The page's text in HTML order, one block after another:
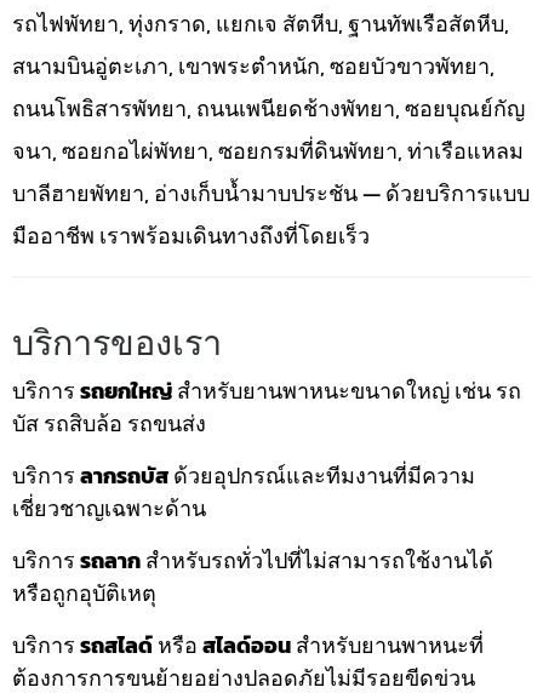
รถไฟพัทยา, ทุ่งกราด, แยกเจ สัตหีบ, ฐานทัพเรือสัตหีบ,
สนามบินอู่ตะเภา, เขาพระตำหนัก, ซอยบัวขาวพัทยา,
ถนนโพธิสารพัทยา, ถนนเพนียดช้างพัทยา, ซอยบุณย์กัญ
จนา, ซอยกอไผ่พัทยา, ซอยกรมที่ดินพัทยา, ท่าเรือแหลม
บาลีฮายพัทยา, อ่างเก็บน้ำมาบประชัน — ด้วยบริการแบบ
มืออาชีพ เราพร้อมเดินทางถึงที่โดยเร็ว
บริการของเรา
บริการรถยกใหญ่สำหรับยานพาหนะขนาดใหญ่ เช่น รถ
บัส รถสิบล้อ รถขนส่ง
บริการลากรถบัสด้วยอุปกรณ์และทีมงานที่มีความ
เชี่ยวชาญเฉพาะด้าน
บริการรถลากสำหรับรถทั่วไปที่ไม่สามารถใช้งานได้
หรือถูกอุบัติเหตุ
บริการรถสไลด์หรือสไลด์ออนสำหรับยานพาหนะที่
ต้องการการขนย้ายอย่างปลอดภัยไม่มีรอยขีดข่วน